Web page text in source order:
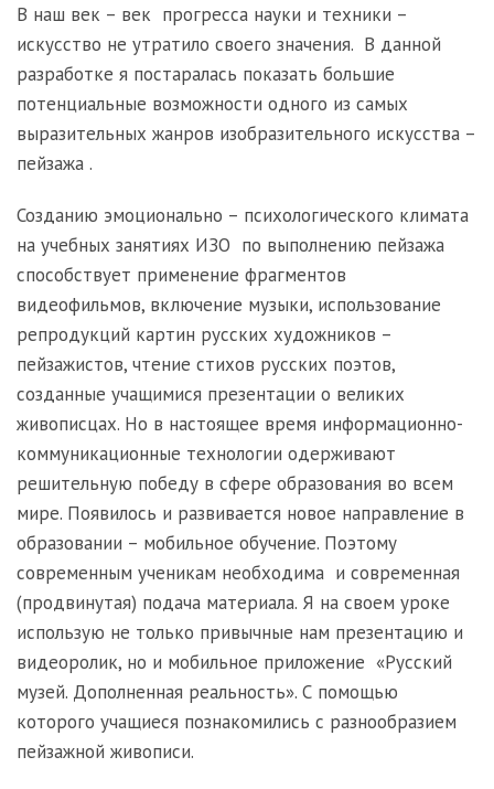
В наш век – век прогресса науки и техники –
искусство не утратило своего значения. В данной
разработке я постаралась показать большие
потенциальные возможности одного из самых
выразительных жанров изобразительного искусства –
пейзажа .
Созданию эмоционально – психологического климата
на учебных занятиях ИЗО по выполнению пейзажа
способствует применение фрагментов
видеофильмов, включение музыки, использование
репродукций картин русских художников –
пейзажистов, чтение стихов русских поэтов,
созданные учащимися презентации о великих
живописцах. Но в настоящее время информационно-
коммуникационные технологии одерживают
решительную победу в сфере образования во всем
мире. Появилось и развивается новое направление в
образовании – мобильное обучение. Поэтому
современным ученикам необходима и современная
(продвинутая) подача материала. Я на своем уроке
использую не только привычные нам презентацию и
видеоролик, но и мобильное приложение «Русский
музей. Дополненная реальность». С помощью
которого учащиеся познакомились с разнообразием
пейзажной живописи.